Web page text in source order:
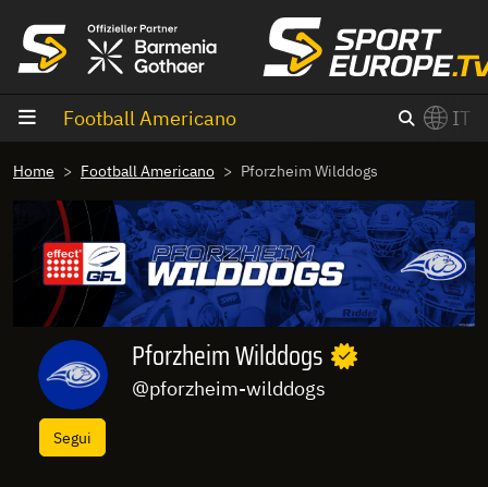
Football Americano IT
Switch to English?
Home Football Americano Pforzheim Wilddogs
Segui
Pforzheim Wilddogs
@pforzheim-wilddogs